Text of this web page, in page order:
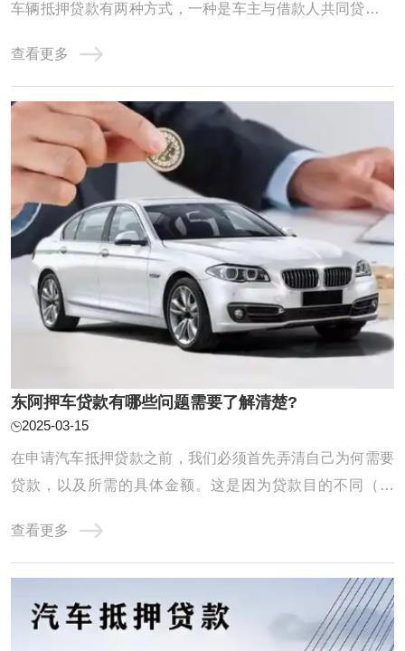
车辆抵押贷款有两种方式，一种是车主与借款人共同贷款，
资人作为借款人，车主无需到场办理相关手续。不过，由于
不清楚抵押车辆是否在征得车主的同意下进行，所以贷款机
构会通过提高利息的方式，弥补经营风险。正 ...
查看更多
东阿押车贷款有哪些问题需要了解清楚?
2025-03-15
在申请汽车抵押贷款之前，我们必须首先弄清自己为何需要
贷款，以及所需的具体金额。这是因为贷款目的不同（例
能力。同时，对自身未来收入、日常开支以及潜在风险进行
全面评估也至关重要。唯有在充分了解自己的还款能力的基
查看更多